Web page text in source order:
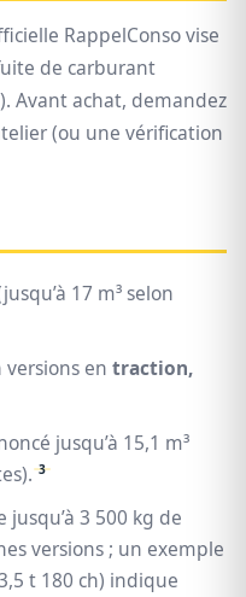
RappelConso vise
de carburant
Avant achat, demandez
(ou une vérification
17 m³ selon
en traction,
jusqu’à 15,1 m³
3
jusqu’à 3 500 kg de
versions ; un exemple
t 180 ch) indique